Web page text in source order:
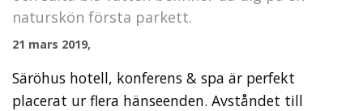
naturskön första parkett.
21 mars 2019,
Säröhus hotell, konferens & spa är perfekt
placerat ur flera hänseenden. Avståndet till